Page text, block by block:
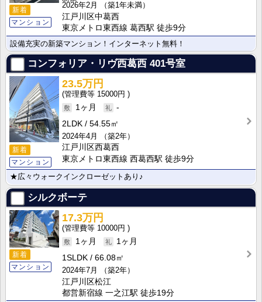
新着
マンション
2026年2月
（築1年未満）
江戸川区中葛西
東京メトロ東西線 葛西駅 徒歩9分
設備充実の新築マンション！インターネット無料！
コンフォリア・リヴ西葛西 401号室
新着
マンション
23.5万円
15000円
1ヶ月
-
2LDK
54.55㎡
2024年4月
（築2年）
江戸川区西葛西
東京メトロ東西線 西葛西駅 徒歩9分
★広々ウォークインクローゼットあり♪
シルクボーテ
新着
マンション
17.3万円
10000円
1ヶ月
1ヶ月
1SLDK
66.08㎡
2024年7月
（築2年）
江戸川区松江
都営新宿線 一之江駅 徒歩19分